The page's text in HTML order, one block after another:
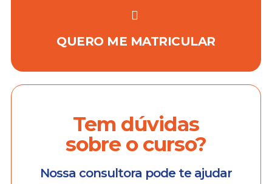
QUERO ME MATRICULAR
Tem dúvidas
sobre o curso?
Nossa consultora pode te ajudar